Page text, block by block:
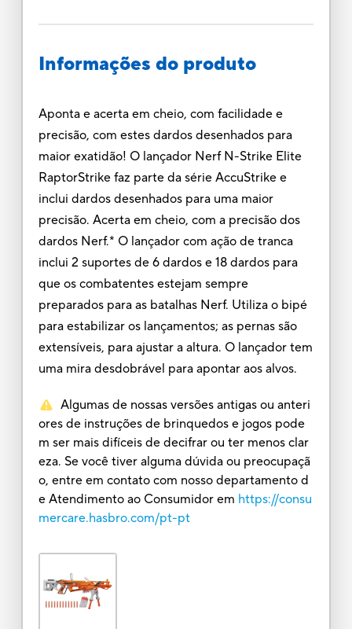
Informações do produto
Aponta e acerta em cheio, com facilidade e
precisão, com estes dardos desenhados para
maior exatidão! O lançador Nerf N-Strike Elite
RaptorStrike faz parte da série AccuStrike e
inclui dardos desenhados para uma maior
precisão. Acerta em cheio, com a precisão dos
dardos Nerf.* O lançador com ação de tranca
inclui 2 suportes de 6 dardos e 18 dardos para
que os combatentes estejam sempre
preparados para as batalhas Nerf. Utiliza o bipé
para estabilizar os lançamentos; as pernas são
extensíveis, para ajustar a altura. O lançador tem
uma mira desdobrável para apontar aos alvos.
Algumas de nossas versões antigas ou anteri
ores de instruções de brinquedos e jogos pode
m ser mais difíceis de decifrar ou ter menos clar
eza. Se você tiver alguma dúvida ou preocupaçã
o, entre em contato com nosso departamento d
e Atendimento ao Consumidor em https://consu
mercare.hasbro.com/pt-pt